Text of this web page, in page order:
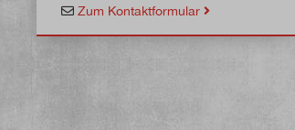
Zum Kontaktformular